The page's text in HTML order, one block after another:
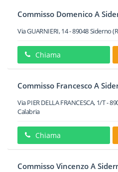
Commisso Domenico A
Via GUARNIERI, 14-89048Siderno
Chiama
Commisso Francesco A
Via PIER DELLA FRANCESCA, 1/T-
Calabria
Chiama
Commisso Vincenzo A